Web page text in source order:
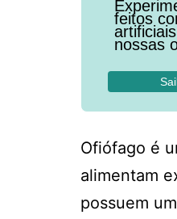
feitos
nossas
Ofiófago é
alimentam
possuem